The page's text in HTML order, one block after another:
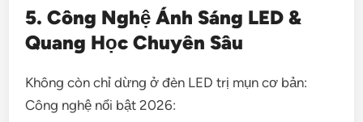
5. Công Nghệ Ánh Sáng LED &
Quang Học Chuyên Sâu
Không còn chỉ dừng ở đèn LED trị mụn cơ bản:
Công nghệ nổi bật 2026: